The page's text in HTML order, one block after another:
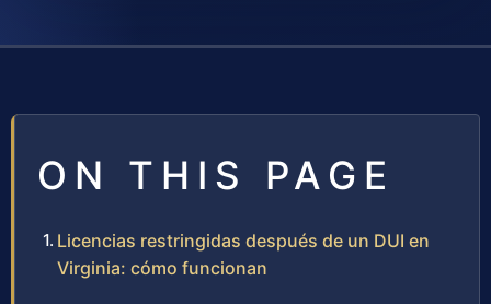
ON THIS PAGE
Licencias restringidas después de un DUI en
Virginia: cómo funcionan